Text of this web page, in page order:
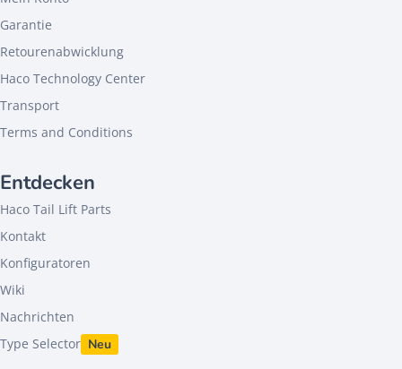
Garantie
Retourenabwicklung
Haco Technology Center
Transport
Terms and Conditions
Entdecken
Haco Tail Lift Parts
Kontakt
Konfiguratoren
Wiki
Nachrichten
Type Selector Neu